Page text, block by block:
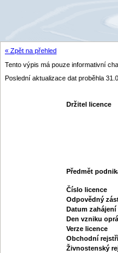
« Zpět na přehled
Tento výpis má pouze informativní
Poslední aktualizace dat proběhla
Držitel licence
Předmět
Číslo licence
Odpovědný
Datum
Den vzniku
Verze licence
Obchodní
Živnostenský